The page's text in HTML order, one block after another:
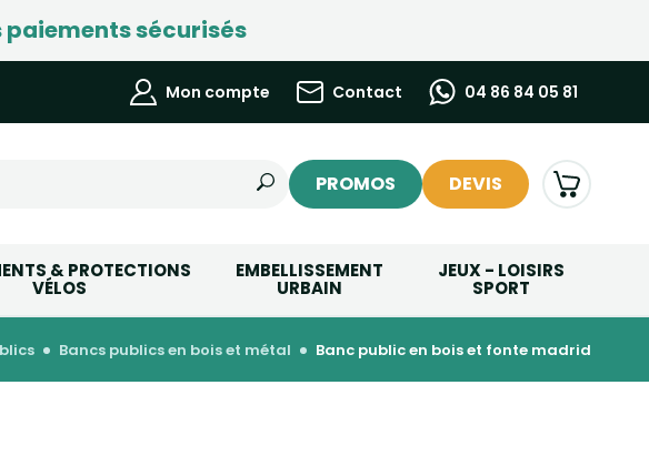
paiements sécurisés
Mon compte Contact 04 86 84 05 81
PROMOS DEVIS
& PROTECTIONS
VÉLOS
EMBELLISSEMENT
URBAIN
JEUX - LOISIRS
SPORT
bancs publics en bois et métal banc public en bois et fonte madrid